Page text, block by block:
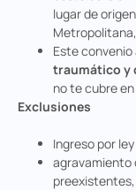
lugar de
Este convenio
traumático y
no te cubre
Exclusiones
Ingreso por
agravamiento
preexistentes,